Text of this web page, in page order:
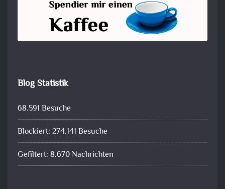
Blog Statistik
68.591 Besuche
Blockiert: 274.141 Besuche
Gefiltert: 8.670 Nachrichten